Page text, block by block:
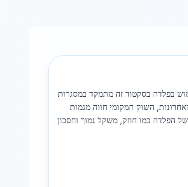
בפלדה בסקטור זה מתמקד במסגרות
השוק המקומי חווה מגמות
הפלדה כמו חוזק, משקל נמוך וחסכון